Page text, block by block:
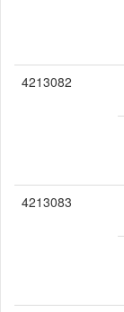
4213082
4213083